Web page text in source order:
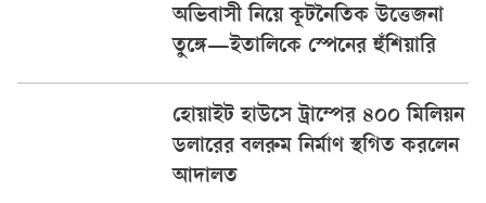
অভিবাসী নিয়ে কূটনৈতিক উত্তেজনা
তুঙ্গে—ইতালিকে স্পেনের হুঁশিয়ারি
হোয়াইট হাউসে ট্রাম্পের ৪০০ মিলিয়ন
ডলারের বলরুম নির্মাণ স্থগিত করলেন
আদালত